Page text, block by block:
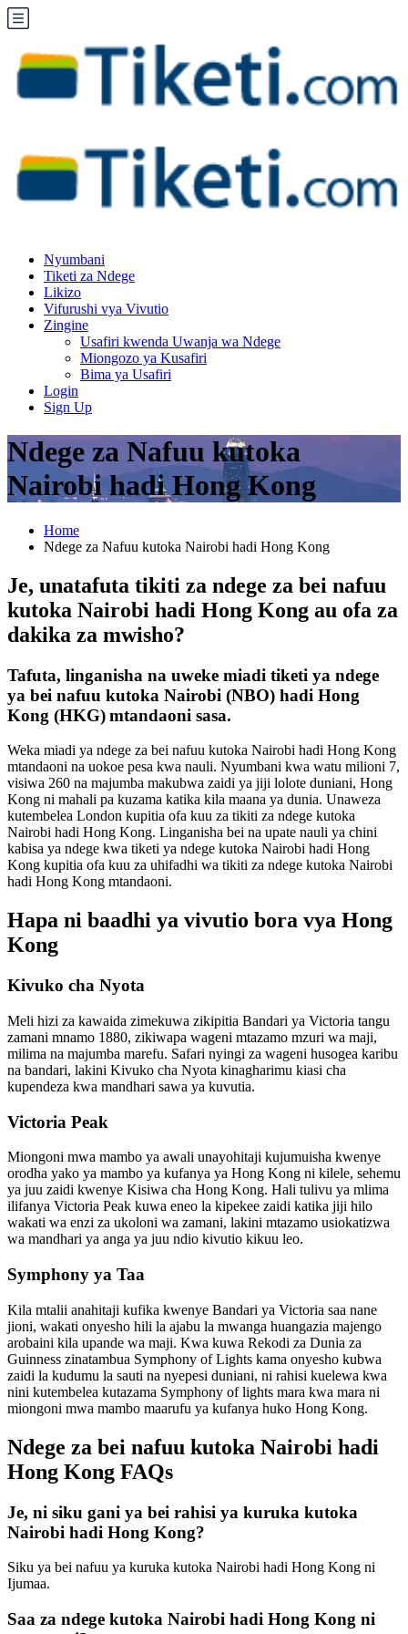
Nyumbani
Tiketi za Ndege
Likizo
Vifurushi vya Vivutio
Zingine
Usafiri kwenda Uwanja wa Ndege
Miongozo ya Kusafiri
Bima ya Usafiri
Login
Sign Up
Ndege za Nafuu kutoka
Nairobi hadi Hong Kong
Home
Ndege za Nafuu kutoka Nairobi hadi Hong Kong
Je, unatafuta tikiti za ndege za bei nafuu
kutoka Nairobi hadi Hong Kong au ofa za
dakika za mwisho?
Tafuta, linganisha na uweke miadi tiketi ya ndege
ya bei nafuu kutoka Nairobi (NBO) hadi Hong
Kong (HKG)mtandaoni sasa.
Weka miadi ya ndege za bei nafuu kutoka Nairobi hadi Hong Kong
mtandaoni na uokoe pesa kwa nauli. Nyumbani kwa watu milioni 7,
visiwa 260 na majumba makubwa zaidi ya jiji lolote duniani, Hong
Kong ni mahali pa kuzama katika kila maana ya dunia. Unaweza
kutembelea London kupitia ofa kuu za tikiti za ndege kutoka
Nairobi hadi Hong Kong. Linganisha bei na upate nauli ya chini
kabisa ya ndege kwa tiketi ya ndege kutoka Nairobi hadi Hong
Kong kupitia ofa kuu za uhifadhi wa tikiti za ndege kutoka Nairobi
hadi Hong Kong mtandaoni.
Hapa ni baadhi ya vivutio bora vya Hong
Kong
Kivuko cha Nyota
Meli hizi za kawaida zimekuwa zikipitia Bandari ya Victoria tangu
zamani mnamo 1880, zikiwapa wageni mtazamo mzuri wa maji,
milima na majumba marefu. Safari nyingi za wageni husogea karibu
na bandari, lakini Kivuko cha Nyota kinagharimu kiasi cha
kupendeza kwa mandhari sawa ya kuvutia.
Victoria Peak
Miongoni mwa mambo ya awali unayohitaji kujumuisha kwenye
orodha yako ya mambo ya kufanya ya Hong Kong ni kilele, sehemu
ya juu zaidi kwenye Kisiwa cha Hong Kong. Hali tulivu ya mlima
ilifanya Victoria Peak kuwa eneo la kipekee zaidi katika jiji hilo
wakati wa enzi za ukoloni wa zamani, lakini mtazamo usiokatizwa
wa mandhari ya anga ya juu ndio kivutio kikuu leo.
Symphony ya Taa
Kila mtalii anahitaji kufika kwenye Bandari ya Victoria saa nane
jioni, wakati onyesho hili la ajabu la mwanga huangazia majengo
arobaini kila upande wa maji. Kwa kuwa Rekodi za Dunia za
Guinness zinatambua Symphony of Lights kama onyesho kubwa
zaidi la kudumu la sauti na nyepesi duniani, ni rahisi kuelewa kwa
nini kutembelea kutazama Symphony of lights mara kwa mara ni
miongoni mwa mambo maarufu ya kufanya huko Hong Kong.
Ndege za bei nafuu kutoka Nairobi hadi
Hong Kong FAQs
Je, ni siku gani ya bei rahisi ya kuruka kutoka
Nairobi hadi Hong Kong?
Siku ya bei nafuu ya kuruka kutoka Nairobi hadi Hong Kong ni
Ijumaa.
Saa za ndege kutoka Nairobi hadi Hong Kong ni